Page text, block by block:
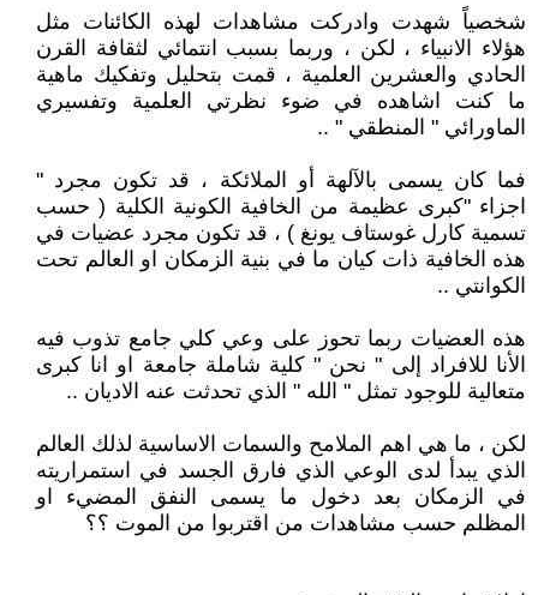
شخصياً شهدت وادركت مشاهدات لهذه الكائنات مثل
هؤلاء الانبياء ، لكن ، وربما بسبب انتمائي لثقافة القرن
الحادي والعشرين العلمية ، قمت بتحليل وتفكيك ماهية
ما كنت اشاهده في ضوء نظرتي العلمية وتفسيري
الماورائي " المنطقي " ..
فما كان يسمى بالآلهة أو الملائكة ، قد تكون مجرد "
اجزاء "كبرى عظيمة من الخافية الكونية الكلية ( حسب
تسمية كارل غوستاف يونغ ) ، قد تكون مجرد عضيات في
هذه الخافية ذات كيان ما في بنية الزمكان او العالم تحت
الكوانتي ..
هذه العضيات ربما تحوز على وعي كلي جامع تذوب فيه
الأنا للافراد إلى " نحن " كلية شاملة جامعة او انا كبرى
متعالية للوجود تمثل " الله " الذي تحدثت عنه الاديان ..
لكن ، ما هي اهم الملامح والسمات الاساسية لذلك العالم
الذي يبدأ لدى الوعي الذي فارق الجسد في استمراريته
في الزمكان بعد دخول ما يسمى النفق المضيء او
المظلم حسب مشاهدات من اقتربوا من الموت ؟؟